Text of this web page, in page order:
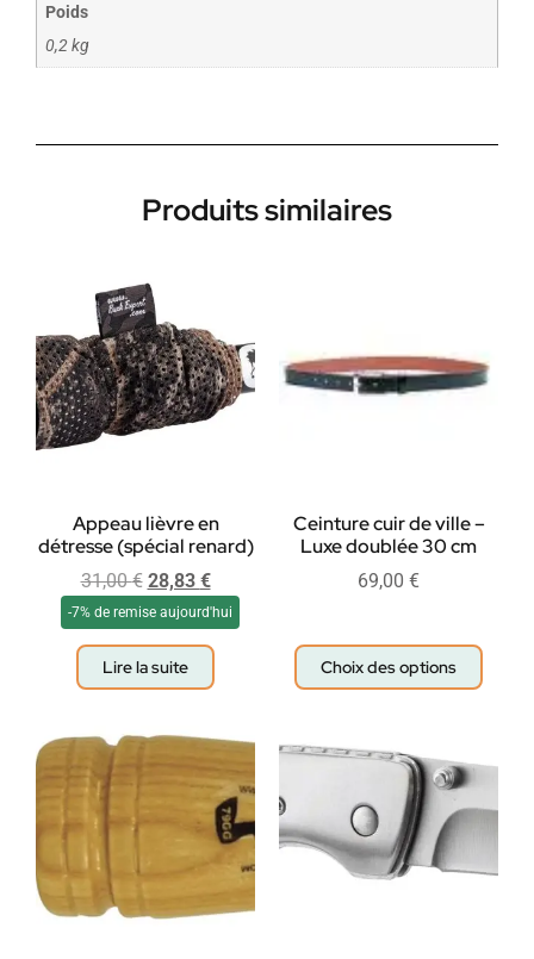
Poids
0,2 kg
Produits similaires
Appeau lièvre en
détresse (spécial renard)
31,00€ 28,83 €
-7% de remise aujourd'hui
Lire la suite
Ceinture cuir de ville –
Luxe doublée 30 cm
69,00 €
Choix des options